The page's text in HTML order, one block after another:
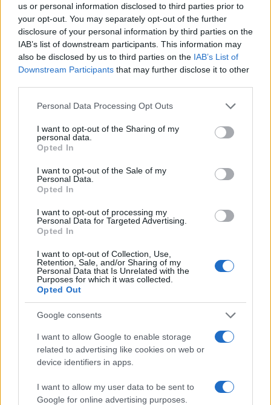
us or personal information disclosed to third parties prior to
your opt-out. You may separately opt-out of the further
disclosure of your personal information by third parties on the
IAB’s list of downstream participants. This information may
also be disclosed by us to third parties on the IAB’s List of
Downstream Participants that may further disclose it to other
Please note that this website/app uses one or more Google
not limited to your visit or usage behaviour. You may click to
grant or deny consent to Google and its third-party tags to
use your data for below specified purposes in below Google
consent section.
Personal Data Processing Opt Outs
I want to opt-out of the Sharing of my
personal data.
Opted In
I want to opt-out of the Sale of my
Personal Data.
Opted In
I want to opt-out of processing my
Personal Data for Targeted Advertising.
Opted In
I want to opt-out of Collection, Use,
Retention, Sale, and/or Sharing of my
Personal Data that Is Unrelated with the
Purposes for which it was collected.
Opted Out
Google consents
I want to allow Google to enable storage
related to advertising like cookies on web or
device identifiers in apps.
I want to allow my user data to be sent to
Google for online advertising purposes.
Ιουλία Καλλιμάνη: Πότε και πού θα γίνει ο
γάμος της με τον σύντροφό της, Μιχάλη
Τουρατζίδη
06.08.2026
Η Κατερίνα Γερονικολού στην Λευκάδα:
Ποζάρει με καλοκαιρινή διάθεση στην πισίνα –
Φωτογραφίες